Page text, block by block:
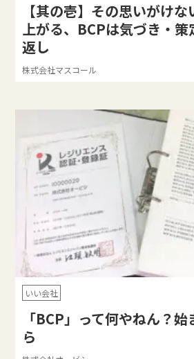
【其の壱】その思いがけ
上がる、BCPは気づき・策
返し
株式会社マスコール
いい会社
「BCP」って何やねん？
ら